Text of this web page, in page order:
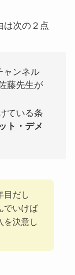
は次の２点
ャンネル
藤先生が
ている条
ト・デメ
目だし
でいけば
を決意し